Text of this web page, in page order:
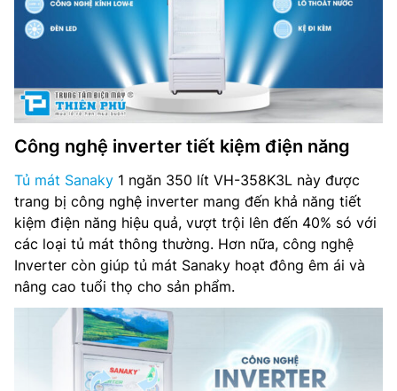
Kích thước tủ: 615 x 610 x 1830 mm
Kích thước đóng gói: 718 x 682 x 1885 mm
Khối lượng: 64 kg
Công nghệ inverter tiết kiệm điện năng
Tủ mát Sanaky 1 ngăn 350 lít VH-358K3L này được
trang bị công nghệ inverter mang đến khả năng tiết
kiệm điện năng hiệu quả, vượt trội lên đến 40% só với
các loại tủ mát thông thường. Hơn nữa, công nghệ
Inverter còn giúp tủ mát Sanaky hoạt đông êm ái và
nâng cao tuổi thọ cho sản phẩm.